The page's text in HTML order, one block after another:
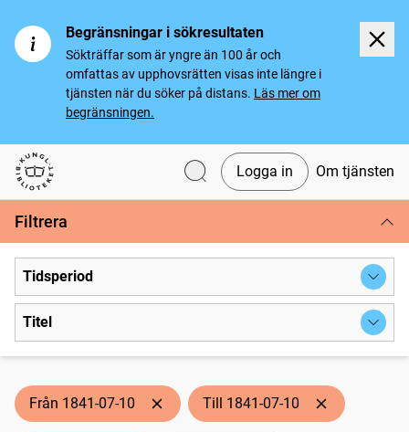
Begränsningar i sökresultaten
Sökträffar som är yngre än 100 år och
omfattas av upphovsrätten visas inte längre i
tjänsten när du söker på distans. Läs mer om
begränsningen.
Svenska tidningar
Logga in Om tjänsten
Filtrera
Tidsperiod
Titel
Från 1841-07-10 Till 1841-07-10